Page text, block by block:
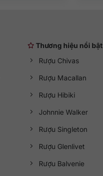
Thương hiệu nổi bật
Rượu Chivas
Rượu Macallan
Rượu Hibiki
Johnnie Walker
Rượu Singleton
Rượu Glenlivet
Rượu Balvenie